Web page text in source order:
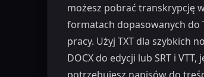
możesz pobrać transkrypcję
formatach dopasowanych do
pracy. Użyj TXT dla szybkich
DOCX do edycji lub SRT i VTT,